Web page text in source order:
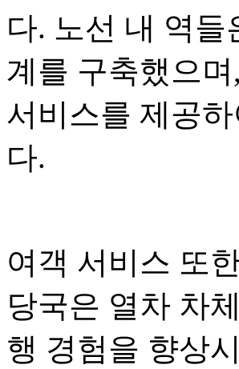
다. 노선 내 역
계를 구축했으
서비스를 제공
다.
여객 서비스 또
당국은 열차 차
행 경험을 향상